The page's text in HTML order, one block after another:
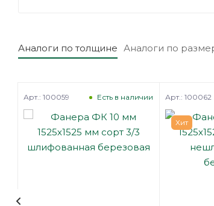
Аналоги по толщине Аналоги по
Есть в наличии
Арт.: 100059
Хит
Арт.: 100062